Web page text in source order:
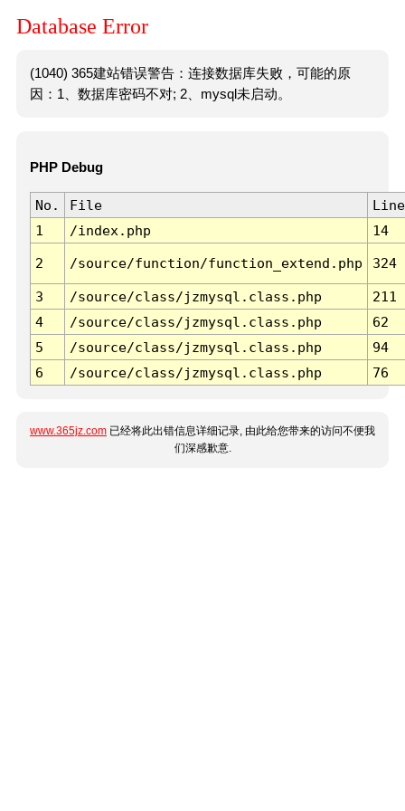
Database Error
(1040) 365建站错误警告：连接数据库失败，可能的原
因：1、数据库密码不对; 2、mysql未启动。
PHP Debug
No. File
Line
1
/index.php 14
2 /source/function/function_extend.php 324
3 /source/class/jzmysql.class.php
211
4
/source/class/jzmysql.class.php
62
5
/source/class/jzmysql.class.php
94
6
/source/class/jzmysql.class.php 76
www.365jz.com 已经将此出错信息详细记录, 由此给您带来的访问不便我
们深感歉意.